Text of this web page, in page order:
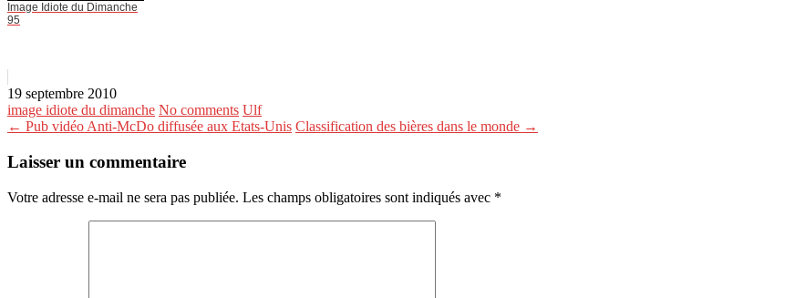
Image Idiote du Dimanche
95
19 septembre 2010
image idiote du dimanche No comments Ulf
← Pub vidéo Anti-McDo diffusée aux Etats-Unis Classification des bières dans le monde →
Laisser un commentaire
Votre adresse e-mail ne sera pas publiée. Les champs obligatoires sont indiqués avec *